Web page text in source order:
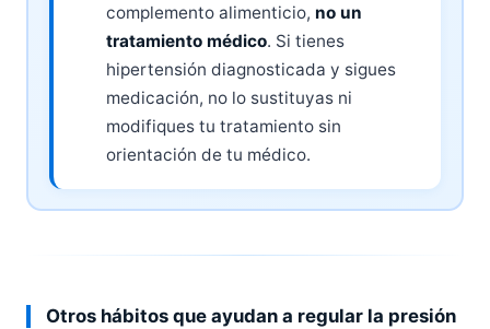
complemento alimenticio, no un
tratamiento médico. Si tienes
hipertensión diagnosticada y sigues
medicación, no lo sustituyas ni
modifiques tu tratamiento sin
orientación de tu médico.
Otros hábitos que ayudan a regular la presión